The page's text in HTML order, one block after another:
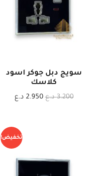
سويج دبل جوكر اسود
كلاسك
3.200 د.ع 2.950 د.ع
تخفيض!